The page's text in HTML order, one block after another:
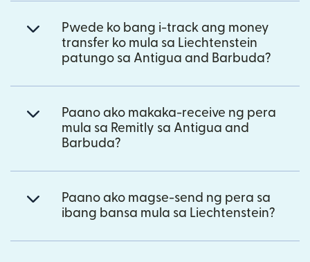
Pwede ko bang i-track ang money
transfer ko mula sa Liechtenstein
patungo sa Antigua and Barbuda?
Paano ako makaka-receive ng pera
mula sa Remitly sa Antigua and
Barbuda?
Paano ako magse-send ng pera sa
ibang bansa mula sa Liechtenstein?